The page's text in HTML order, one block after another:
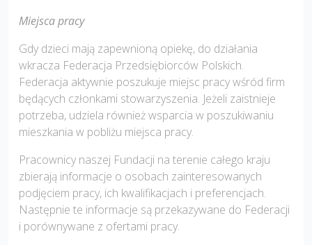
Miejsca pracy
Gdy dzieci mają zapewnioną opiekę, do działania
wkracza Federacja Przedsiębiorców Polskich.
Federacja aktywnie poszukuje miejsc pracy wśród firm
będących członkami stowarzyszenia. Jeżeli zaistnieje
potrzeba, udziela również wsparcia w poszukiwaniu
mieszkania w pobliżu miejsca pracy.
Pracownicy naszej Fundacji na terenie całego kraju
zbierają informacje o osobach zainteresowanych
podjęciem pracy, ich kwalifikacjach i preferencjach.
Następnie te informacje są przekazywane do Federacji
i porównywane z ofertami pracy.